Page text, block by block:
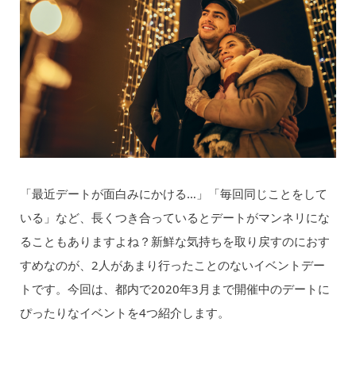
「最近デートが面白みにかける…」「毎回同じことをして
いる」など、長くつき合っているとデートがマンネリにな
ることもありますよね？新鮮な気持ちを取り戻すのにおす
すめなのが、2人があまり行ったことのないイベントデー
トです。今回は、都内で2020年3月まで開催中のデートに
ぴったりなイベントを4つ紹介します。